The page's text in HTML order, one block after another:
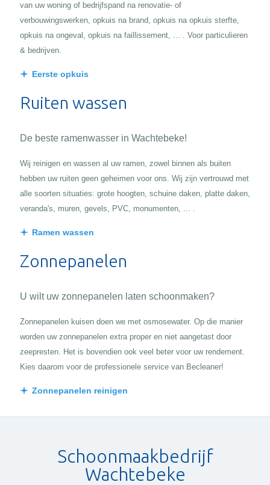
van uw woning of bedrijfspand na renovatie- of
verbouwingswerken, opkuis na brand, opkuis na opkuis sterfte,
opkuis na ongeval, opkuis na faillissement, ... . Voor particulieren
& bedrijven.
Eerste opkuis
Ruiten wassen
De beste ramenwasser in Wachtebeke!
Wij reinigen en wassen al uw ramen, zowel binnen als buiten
hebben uw ruiten geen geheimen voor ons. Wij zijn vertrouwd met
alle soorten situaties: grote hoogten, schuine daken, platte daken,
veranda's, muren, gevels, PVC, monumenten, ... .
Ramen wassen
Zonnepanelen
U wilt uw zonnepanelen laten schoonmaken?
Zonnepanelen kuisen doen we met osmosewater. Op die manier
worden uw zonnepanelen extra proper en niet aangetast door
zeepresten. Het is bovendien ook veel beter voor uw rendement.
Kies daarom voor de professionele service van Becleaner!
Zonnepanelen reinigen
Schoonmaakbedrijf
Wachtebeke